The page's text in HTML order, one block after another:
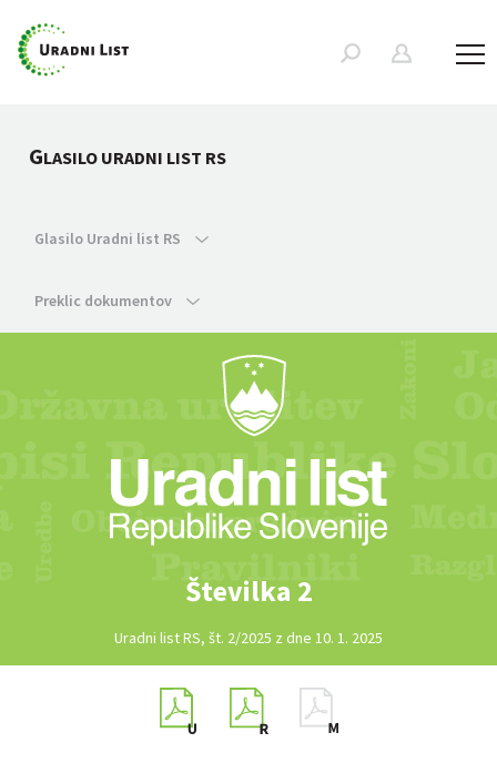
GLASILO URADNI LIST RS
Glasilo Uradni list RS
Preklic dokumentov
Številka 2
Uradni list RS, št. 2/2025 z dne 10. 1. 2025